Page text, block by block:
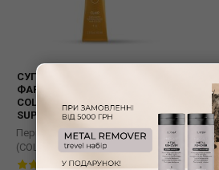
СУПЕРОСВІТЛЮЮЧА КРЕМ-
ФАРБА ДЛЯ ВОЛОССЯ LAKME
COLLAGE CLAIR
SUPERBLONDING CREME 1 + 2
Перманентне фарбування
(COLLAGE)
3